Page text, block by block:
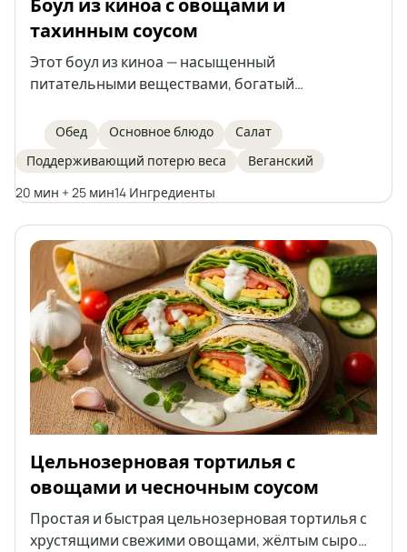
тахинным соусом
Этот боул из киноа — насыщенный
питательными веществами, богатый
подходящий для здорового обеда. В его составе
киноа, запечённый батат, нут, свежая руккола,
авокадо и проростки тыквы, а сверху —
домашний тахинный соус для дополнительного
для похудения или для тех, кто ищет сытное
растительное блюдо.
Обед Основное блюдо
Салат
Поддерживающий потерю веса
Веганский
20 мин + 25 мин14 Ингредиенты
Цельнозерновая тортилья с
овощами и чесночным соусом
Простая и быстрая цельнозерновая тортилья с
хрустящими свежими овощами, жёлтым сыром